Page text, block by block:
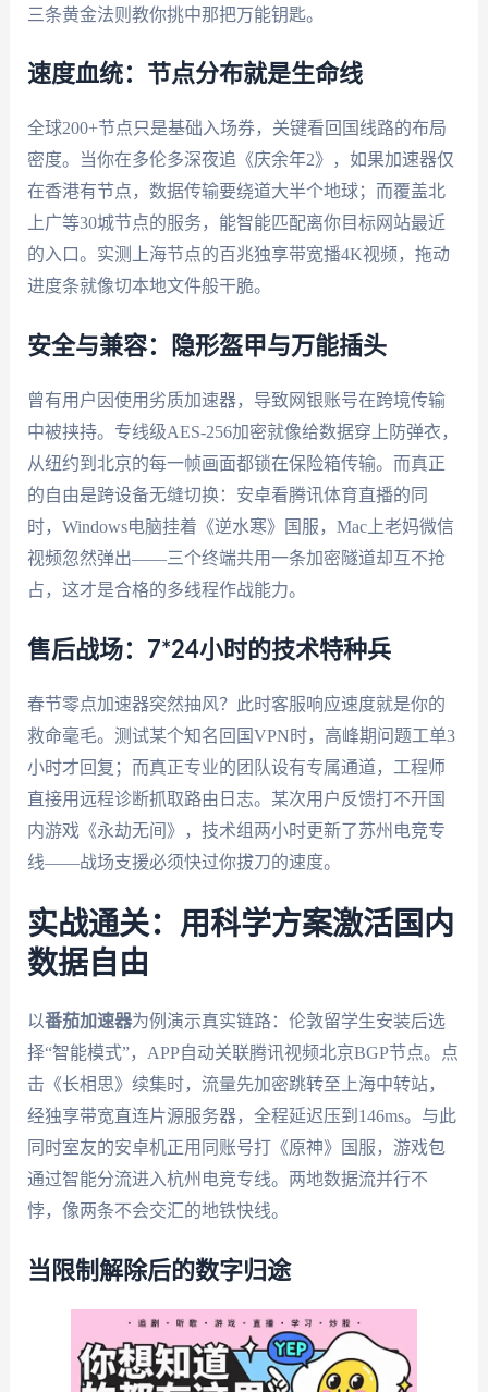
三条黄金法则教你挑中那把万能钥匙。
速度血统：节点分布就是生命线
全球200+节点只是基础入场券，关键看回国线路的布局
密度。当你在多伦多深夜追《庆余年2》，如果加速器仅
在香港有节点，数据传输要绕道大半个地球；而覆盖北
上广等30城节点的服务，能智能匹配离你目标网站最近
的入口。实测上海节点的百兆独享带宽播4K视频，拖动
进度条就像切本地文件般干脆。
安全与兼容：隐形盔甲与万能插头
曾有用户因使用劣质加速器，导致网银账号在跨境传输
中被挟持。专线级AES-256加密就像给数据穿上防弹衣，
从纽约到北京的每一帧画面都锁在保险箱传输。而真正
的自由是跨设备无缝切换：安卓看腾讯体育直播的同
时，Windows电脑挂着《逆水寒》国服，Mac上老妈微信
视频忽然弹出——三个终端共用一条加密隧道却互不抢
占，这才是合格的多线程作战能力。
售后战场：7*24小时的技术特种兵
春节零点加速器突然抽风？此时客服响应速度就是你的
救命毫毛。测试某个知名回国VPN时，高峰期问题工单3
小时才回复；而真正专业的团队设有专属通道，工程师
直接用远程诊断抓取路由日志。某次用户反馈打不开国
内游戏《永劫无间》，技术组两小时更新了苏州电竞专
线——战场支援必须快过你拔刀的速度。
实战通关：用科学方案激活国内
数据自由
以番茄加速器为例演示真实链路：伦敦留学生安装后选
择“智能模式”，APP自动关联腾讯视频北京BGP节点。点
击《长相思》续集时，流量先加密跳转至上海中转站，
经独享带宽直连片源服务器，全程延迟压到146ms。与此
同时室友的安卓机正用同账号打《原神》国服，游戏包
通过智能分流进入杭州电竞专线。两地数据流并行不
悖，像两条不会交汇的地铁快线。
当限制解除后的数字归途